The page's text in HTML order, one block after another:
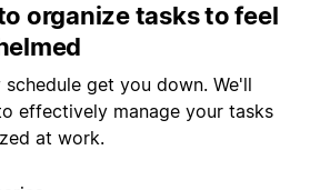
organize tasks to feel
get you down. We'll
effectively manage your tasks
at work.